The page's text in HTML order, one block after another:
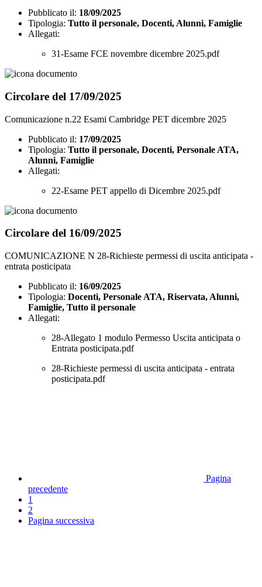
Pubblicato il: 18/09/2025
Tipologia: Tutto il personale, Docenti, Alunni, Famiglie
Allegati:
31-Esame FCE novembre dicembre 2025.pdf
Circolare del 17/09/2025
Comunicazione n.22 Esami Cambridge PET dicembre 2025
Pubblicato il: 17/09/2025
Tipologia: Tutto il personale, Docenti, Personale ATA,
Alunni, Famiglie
Allegati:
22-Esame PET appello di Dicembre 2025.pdf
Circolare del 16/09/2025
COMUNICAZIONE N 28-Richieste permessi di uscita anticipata -
entrata posticipata
Pubblicato il: 16/09/2025
Tipologia: Docenti, Personale ATA, Riservata, Alunni,
Famiglie, Tutto il personale
Allegati:
28-Allegato 1 modulo Permesso Uscita anticipata o
Entrata posticipata.pdf
28-Richieste permessi di uscita anticipata - entrata
posticipata.pdf
Pagina
precedente
1
2
Pagina successiva